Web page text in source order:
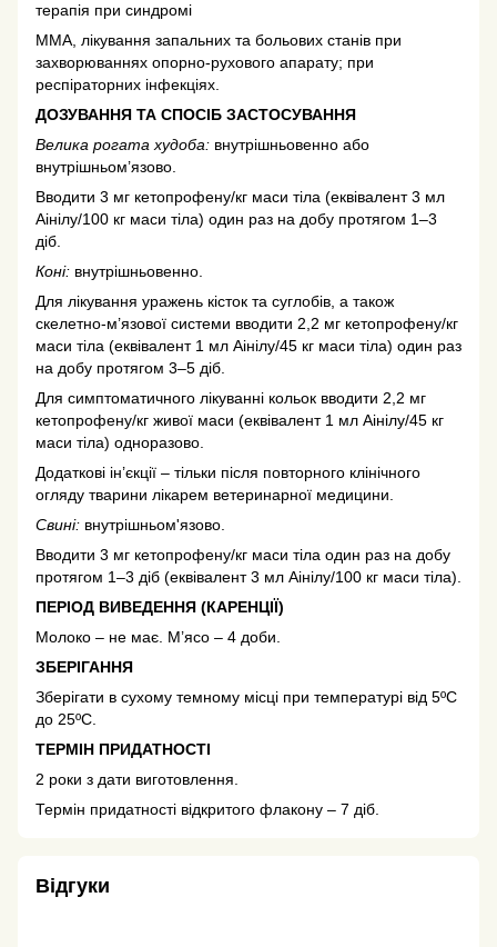
терапія при синдромі
ММА, лікування запальних та больових станів при
захворюваннях опорно-рухового апарату; при
респіраторних інфекціях.
ДОЗУВАННЯ ТА СПОСІБ ЗАСТОСУВАННЯ
Велика рогата худоба: внутрішньовенно або
внутрішньом’язово.
Вводити 3 мг кетопрофену/кг маси тiла (еквiвалент 3 мл
Аінілу/100 кг маси тiла) один раз на добу протягом 1–3
дiб.
Конi: внутрішньовенно.
Для лiкування уражень кiсток та суглобiв, а також
скелетно-м’язової системи вводити 2,2 мг кетопрофену/кг
маси тiла (еквiвалент 1 мл Аінілу/45 кг маси тiла) один раз
на добу протягом 3–5 дiб.
Для симптоматичного лiкуваннi кольок вводити 2,2 мг
кетопрофену/кг живої маси (еквiвалент 1 мл Аінілу/45 кг
маси тіла) одноразово.
Додатковi iн’єкцiї – тiльки пiсля повторного клiнiчного
огляду тварини лiкарем ветеринарної медицини.
Свині: внутрішньом'язово.
Вводити 3 мг кетопрофену/кг маси тіла один раз на добу
протягом 1–3 діб (еквівалент 3 мл Аінілу/100 кг маси тіла).
ПЕРІОД ВИВЕДЕННЯ (КАРЕНЦІЇ)
Молоко – не має. М’ясо – 4 доби.
ЗБЕРІГАННЯ
Зберігати в сухому темному мiсці при температурi вiд 5ºС
до 25ºС.
ТЕРМІН ПРИДАТНОСТІ
2 роки з дати виготовлення.
Термiн придатностi вiдкритого флакону – 7 дiб.
Відгуки